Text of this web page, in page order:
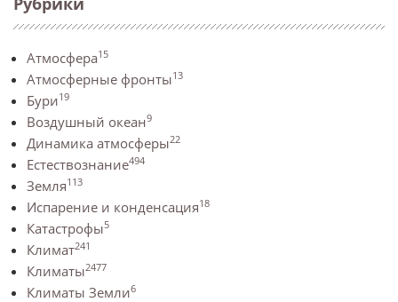
Атмосфера15
Атмосферные фронты13
Бури19
Воздушный океан9
Динамика атмосферы22
Естествознание494
Земля113
Испарение и конденсация18
Катастрофы5
Климат241
Климаты2477
Климаты Земли6